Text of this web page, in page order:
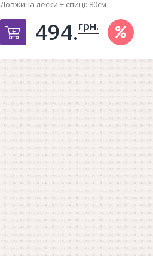
Довжина лески + спиці: 80см
Добавить в корзину
494.грн.